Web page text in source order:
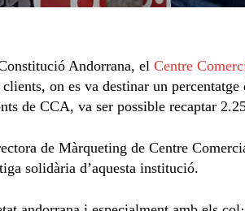
Andorrana, el Centre
on es va destinar un
de CCA, va ser possible recaptar
de Màrqueting de Centre
solidària d’aquesta institució.